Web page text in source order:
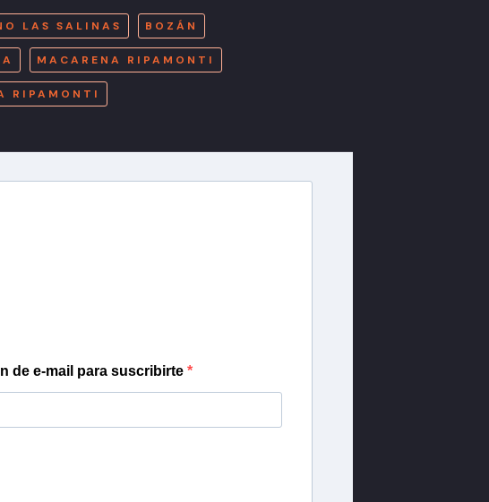
LAS SALINAS BOZÁN
MACARENA RIPAMONTI
RIPAMONTI
de e-mail para suscribirte